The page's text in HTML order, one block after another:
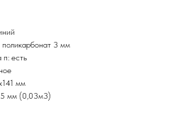
поликарбонат 3 мм
п: есть
мм
мм (0,03м3)